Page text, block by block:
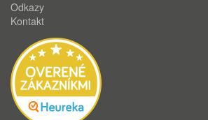
Odkazy
Kontakt